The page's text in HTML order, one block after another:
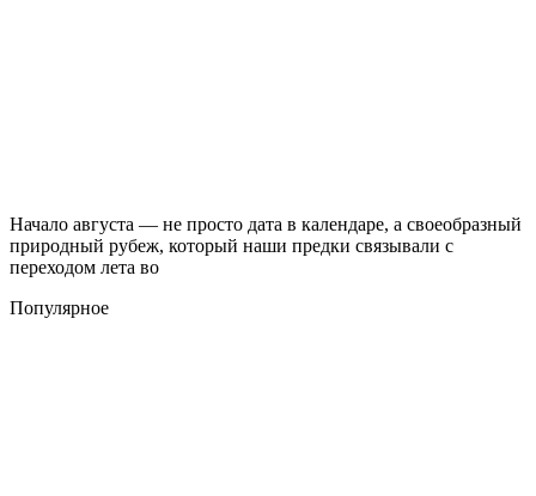
Начало августа — не просто дата в календаре, а своеобразный
природный рубеж, который наши предки связывали с
переходом лета во
Популярное